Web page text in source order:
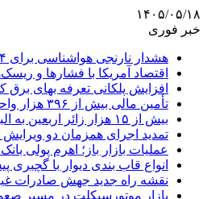
۱۴۰۵/۰۵/۱۸
خبر فوری
هشدار نارنجی هواشناسی برای ۴ استان؛ رگبار شدید و سقوط سنگ در راه است
اقتصاد آمریکا با فشارها و
افزایش پلکانی تعرفه بهای
تأمین مالی بیش از ۳۹۶ هزار واحد نهضت ملی توسط بانک مسکن
بیش از ۱۵ هزار زائر اربعین به البرز بازگشتند
تمدید اجرای همزمان دو ویرایش مبحث ۱۹ مقررات ملی ساختمان
عملیات بازار باز؛ اهرم پولی
انواع قاب بندی دیوار با
نقشه راه جدید جهش صادرات
بازار موتورسیکلت در مسیر